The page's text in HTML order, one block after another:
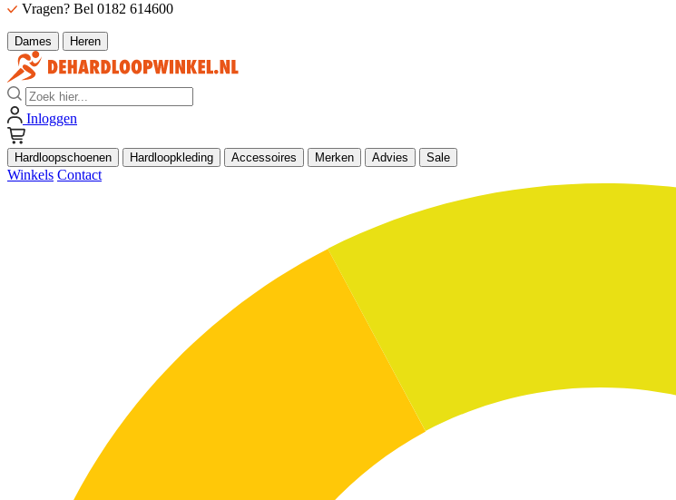
Vragen? Bel 0182 614600
Dames Heren
Zoek
Inloggen
Hardloopschoenen Hardloopkleding Accessoires Merken Advies Sale
Winkels Contact